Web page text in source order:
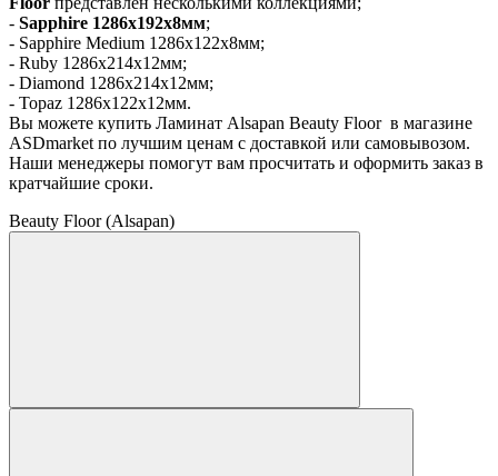
- Sapphire 1286х192х8мм;
- Sapphire Medium 1286х122х8мм;
- Ruby 1286х214х12мм;
- Diamond 1286х214х12мм;
- Topaz 1286х122х12мм.
Вы можете купить Ламинат Alsapan Beauty Floor в магазине
ASDmarket по лучшим ценам с доставкой или самовывозом.
Наши менеджеры помогут вам просчитать и оформить заказ в
кратчайшие сроки.
Beauty Floor (Alsapan)